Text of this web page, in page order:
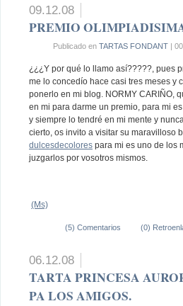
09.12.08
PREMIO
Publicado en TARTAS FONDANT|
¿¿¿Y por qué lo llamo así?????, pues
me lo concedío hace casi tres meses y
ponerlo en mi blog. NORMY CARIÑO,
en mi para darme un premio, para mi
y siempre lo tendré en mi mente y
cierto, os invito a visitar su maravilloso
dulcesdecolores para mi es uno de los
juzgarlos por vosotros mismos.
(Ms)
(5) Comentarios (0)
06.12.08
TARTA PRINCESA
PA LOS AMIGOS.